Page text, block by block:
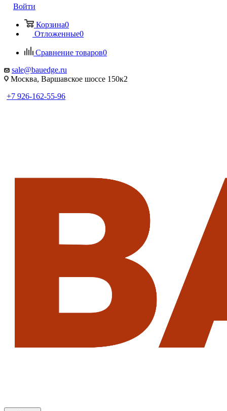
Войти
Корзина0
Отложенные0
Сравнение товаров0
sale@bauedge.ru
Москва, Варшавское шоссе 150к2
+7 926-162-55-96